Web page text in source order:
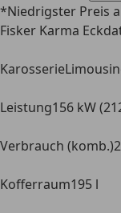
*Niedrigster Preis
Fisker Karma
Karosserie
Leistung156 kW
Verbrauch (komb.)
Kofferraum195 l